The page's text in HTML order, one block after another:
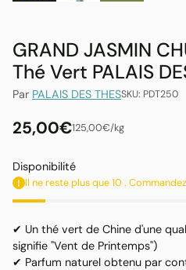
GRAND JASMIN
Thé Vert PALAIS
Par PALAIS DES THESSKU: PDT250
Prix
habituel
25,00€Prix
125,00€/
par kg
Disponibilité
Il ne reste plus que 10 .
✔ Un thé vert de Chine d'une
signifie "Vent de Printemps")
✔ Parfum naturel obtenu par